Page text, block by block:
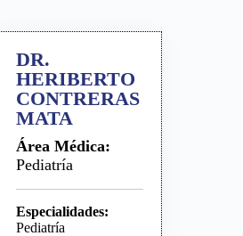
DR.
HERIBERTO
CONTRERAS
MATA
Área Médica:
Pediatría
Especialidades:
Pediatría